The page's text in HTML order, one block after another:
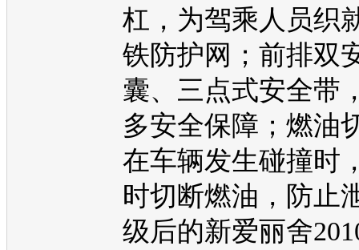
杠，为驾乘人员织
铁防护网；前排双
囊、三点式安全带
多安全保障；燃油
在车辆发生碰撞时
时切断燃油，防止
级后的新爱丽舍